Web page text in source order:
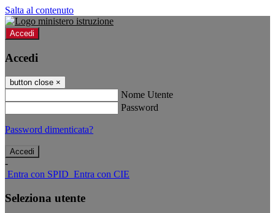
Salta al contenuto
Accedi
Accedi
button close ×
Nome Utente
Password
Password dimenticata?
-
Entra con SPID Entra con CIE
Seleziona utente